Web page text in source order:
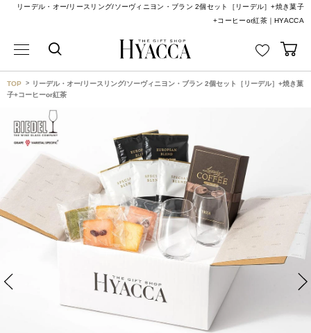
リーデル・オー/リースリング/ソーヴィニヨン・ブラン 2個セット［リーデル］+焼き菓子
+コーヒーor紅茶｜HYACCA
TOP
リーデル・オー/リースリング/ソーヴィニヨン・ブラン 2個セット［リーデル］+焼き菓
子+コーヒーor紅茶